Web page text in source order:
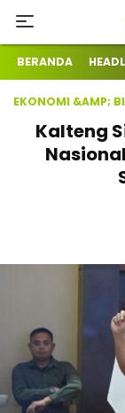
BERANDA
EKONOMI &AMP;
Kalteng